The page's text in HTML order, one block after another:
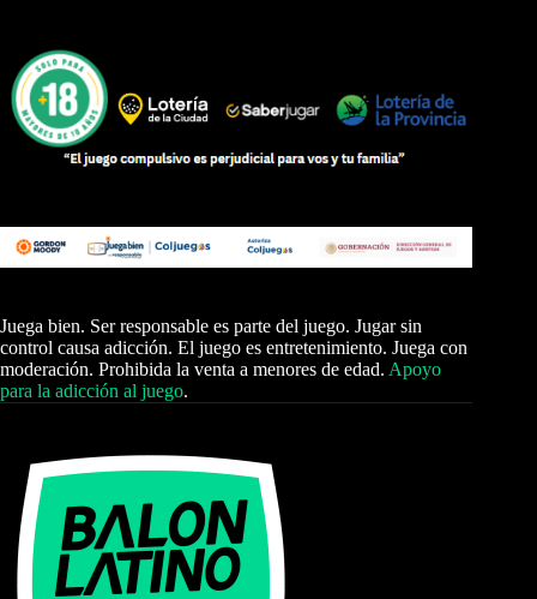
Juega bien. Ser responsable es parte del juego. Jugar sin
control causa adicción. El juego es entretenimiento. Juega con
moderación. Prohibida la venta a menores de edad. Apoyo
para la adicción al juego.